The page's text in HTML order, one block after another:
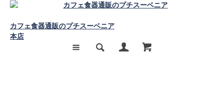
カフェ食器通販のプチスーベニア
本店